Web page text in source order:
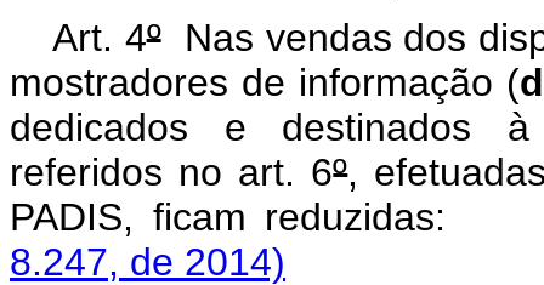
Art. 4ºNas vendas dos
mostradores de informação (
dedicados e destinados à
referidos no art. 6º,
PADIS, ficam
8.247, de 2014)